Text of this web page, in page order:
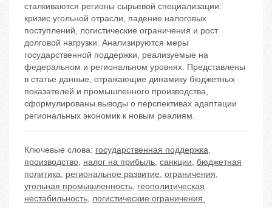
сталкиваются регионы сырьевой специализации:
кризис угольной отрасли, падение налоговых
поступлений, логистические ограничения и рост
долговой нагрузки. Анализируются меры
государственной поддержки, реализуемые на
федеральном и региональном уровнях. Представлены
в статье данные, отражающие динамику бюджетных
показателей и промышленного производства,
сформулированы выводы о перспективах адаптации
региональных экономик к новым реалиям.
Ключевые слова: государственная поддержка,
производство, налог на прибыль, санкции, бюджетная
политика, региональное развитие, ограничения,
угольная промышленность, геополитическая
нестабильность, логистические ограничения.